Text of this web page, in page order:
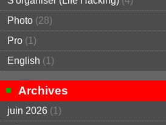
Photo (28)
Pro (1)
English (1)
Archives
juin 2026 (1)